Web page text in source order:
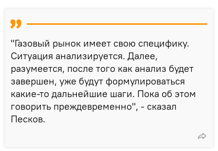
"Газовый рынок имеет свою специфику.
Ситуация анализируется. Далее,
разумеется, после того как анализ будет
завершен, уже будут формулироваться
какие-то дальнейшие шаги. Пока об этом
говорить преждевременно", - сказал
Песков.